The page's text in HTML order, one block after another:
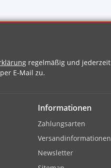
regelmäßig und jederzeit
E-Mail zu.
Informationen
Zahlungsarten
Versandinformationen
Newsletter